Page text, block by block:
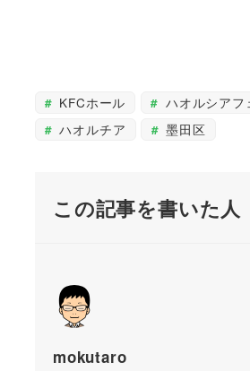
KFCホール
ハオルシアフ
ハオルチア
墨田区
この記事を書いた人
mokutaro